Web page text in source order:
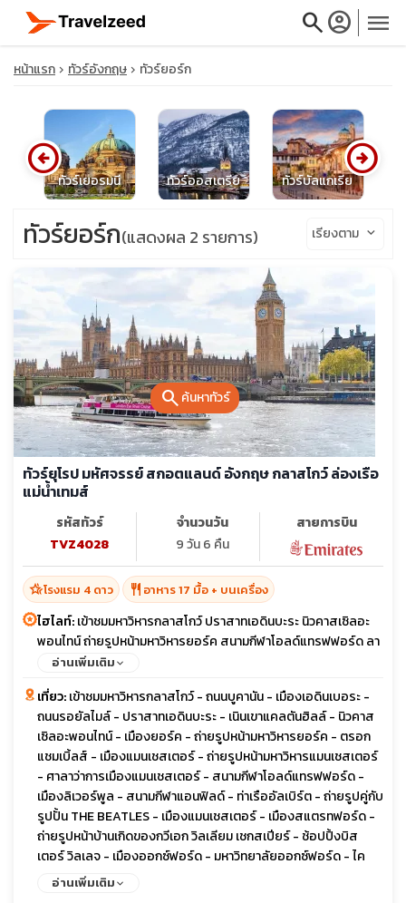
searchaccount_circle menu
close
travel_explore
หน้าแรก ทัวร์อังกฤษ ทัวร์ยอร์ก
ทัวร์เยอรมนี
ทัวร์ออสเตรีย ทัวร์บัลแกเรีย
arrow_circle_left arrow_circle_right
search ค้นหาทัวร์
ทัวร์ยอร์ก(แสดงผล 2 รายการ) เรียงตาม keyboard_arrow_down
ทัวร์ยุโรป มหัศจรรย์ สกอตแลนด์ อังกฤษ กลาสโกว์ ล่องเรือ
แม่น้ำเทมส์
รหัสทัวร์
TVZ4028
จำนวนวัน
9 วัน 6 คืน
สายการบิน
hotel_classโรงแรม 4 ดาว restaurant อาหาร 17 มื้อ + บนเครื่อง
ไฮไลท์:เข้าชมมหาวิหารกลาสโกว์ ปราสาทเอดินบะระ นิวคาสเซิลอะ
พอนไทน์ ถ่ายรูปหน้ามหาวิหารยอร์ค สนามกีฬาโอลด์แทรฟฟอร์ด ลา
ว่าการเมืองแมนเชสเตอร์ ไครสต์เชิร์ชคอลเลจ มหาวิทยาลัยออกซ์ฟ
ชวังบัคกิ้งแฮม พิเศษเมนู เป็ดย่างโฟรซีซั่น ฟิซแอนด์ชิปส์
อ่านเพิ่มเติม
เที่ยว:เข้าชมมหาวิหารกลาสโกว์ - ถนนบูคานัน - เมืองเอดินเบอระ -
ถนนรอยัลไมล์ - ปราสาทเอดินบะระ - เนินเขาแคลตันฮิลล์ - นิวคาส
เซิลอะพอนไทน์ - เมืองยอร์ค - ถ่ายรูปหน้ามหาวิหารยอร์ค - ตรอก
แชมเบิ้ลส์ - เมืองแมนเชสเตอร์ - ถ่ายรูปหน้ามหาวิหารแมนเชสเตอร์
- ศาลาว่าการเมืองแมนเชสเตอร์ - สนามกีฬาโอลด์แทรฟฟอร์ด -
เมืองลิเวอร์พูล - สนามกีฬาแอนฟิลด์ - ท่าเรืออัลเบิร์ต - ถ่ายรูปคู่กับ
รูปปั้น THE BEATLES - เมืองแมนเชสเตอร์ - เมืองสแตรทฟอร์ด -
ถ่ายรูปหน้าบ้านเกิดของกวีเอก วิลเลียม เชกสเปียร์ - ช้อปปิ้งบิส
เตอร์ วิลเลจ - เมืองออกซ์ฟอร์ด - มหาวิทยาลัยออกซ์ฟอร์ด - ไค
รสต์เชิร์ชคอลเลจ - สโตนเฮ้นจ์ - กรุงลอนดอน - จัตุรัสทราฟัลการ์
อ่านเพิ่มเติม